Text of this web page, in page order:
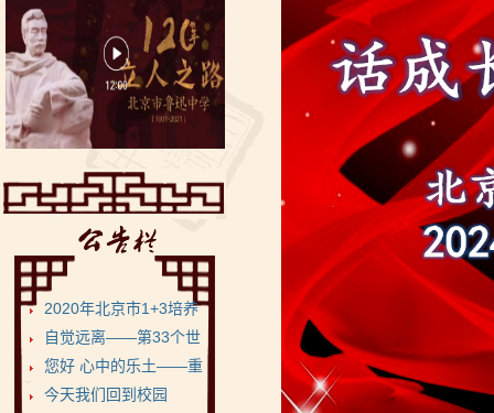
2020年北京市1+3培养
试验项目•鲁迅...
自觉远离——第33个世
界无烟日
您好 心中的乐土——重
返健康美丽的菁菁校...
今天我们回到校园